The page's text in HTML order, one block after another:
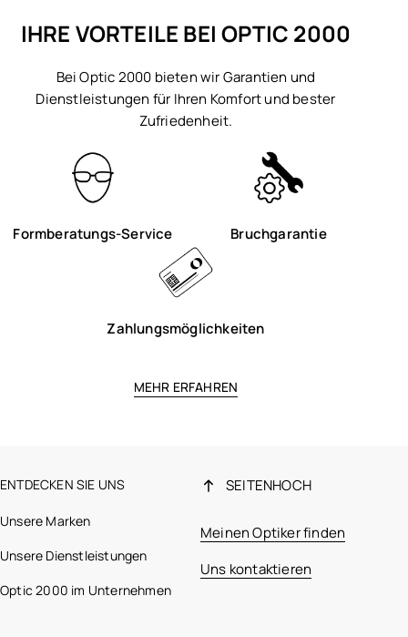
IHRE VORTEILE BEI OPTIC 2000
Bei Optic 2000 bieten wir Garantien und
Dienstleistungen für Ihren Komfort und bester
Zufriedenheit.
Formberatungs-Service Bruchgarantie
Zahlungsmöglichkeiten
MEHR ERFAHREN
ENTDECKEN SIE UNS
Unsere Marken
Unsere Dienstleistungen
Optic 2000 im Unternehmen
SEITENHOCH
Meinen Optiker finden
Uns kontaktieren